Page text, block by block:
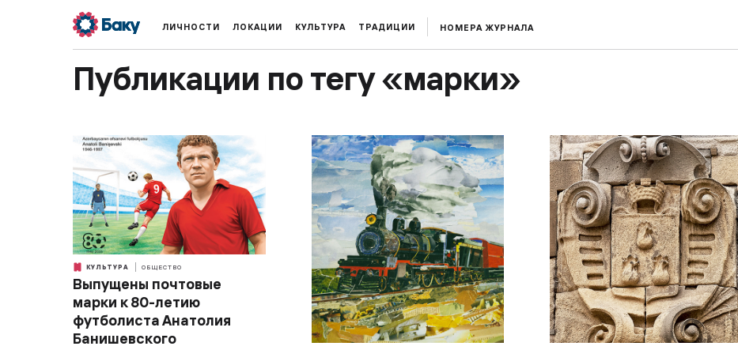
ЛИЧНОСТИ ЛОКАЦИИ КУЛЬТУРА ТРАДИЦИИ НОМЕРА ЖУРНАЛА
Публикации по тегу «марки»
КУЛЬТУРА ОБЩЕСТВО
Выпущены почтовые
марки к 80-летию
футболиста Анатолия
Банишевского